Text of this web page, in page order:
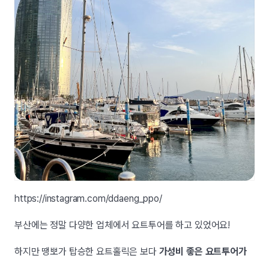
https://instagram.com/ddaeng_ppo/
부산에는 정말 다양한 업체에서 요트투어를 하고 있었어요!
하지만 땡뽀가 탑승한 요트홀릭은 보다 가성비 좋은 요트투어가